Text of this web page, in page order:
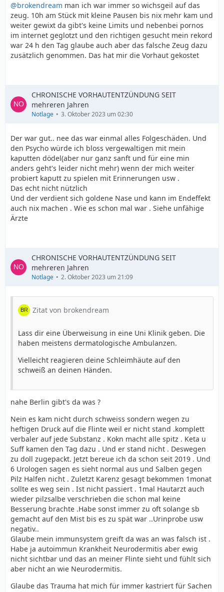
@brokendream man ich war immer so wichsgeil auf das
zeug. 10h am Stück mit kleine Pausen bis nix mehr kam und
weiter gewixt da gibt's keine Limits und nebenbei pornos
im internet geglotzt und den richtigen gesucht mein rekord
war 24 h den Tag glaube auch aber das falsche Zeug dazu
zusätzlich genommen. Das hat mir die Vorhaut gekostet
CHRONISCHE VORHAUTENTZÜNDUNG SEIT
mehreren Jahren
Notlage 3. Oktober 2023 um 02:30
Der war gut.. nee das war einmal alles Folgeschäden. Und
den Psycho würde ich bloss vergewaltigen mit mein
kaputten dödel(aber nur ganz sanft und für eine min
anders geht's leider nicht mehr) wenn der mich weiter
probiert kaputt zu spielen mit Erinnerungen usw .
Das echt nicht nützlich
Und der verdient sich goldene Nase und kann im Endeffekt
auch nix machen . Wie es schon mal war . Siehe unfähige
Ärzte
CHRONISCHE VORHAUTENTZÜNDUNG SEIT
mehreren Jahren
Notlage 2. Oktober 2023 um 21:09
Zitat von brokendream
Lass dir eine Überweisung in eine Uni Klinik geben. Die
haben meistens dermatologische Ambulanzen.
Vielleicht reagieren deine Schleimhäute auf den
schweiß an deinen Händen.
nahe Berlin gibt's da was ?
Nein es kam nicht durch schweiss sondern wegen zu
heftigen Druck auf die Flinte weil er nicht stand .komplett
verbaler auf jede Substanz . Kokn macht alle spitz . Keta u
Suff kamen den Tag dazu . Und er stand nicht . Deswegen
zu doll zugepackt. Jetzt bereue ich da schon seit 2019 . Und
6 Urologen sagen es sieht normal aus und Salben gegen
Pilz Halfen nicht . Zuletzt Karenz gesagt bekommen 1monat
sollte es weg sein . Ist nicht passiert . 1mal Hautarzt auch
wieder pilzsalbe verschrieben die schon mal keine
Besserung brachte .Habe sonst immer zu oft solange sb
gemacht auf den Mist bis es zu spät war ..Urinprobe usw
negativ..
Glaube mein immunsystem greift da was an was falsch ist .
Habe ja autoimmun Krankheit Neurodermitis aber ewig
nicht sichtbar und das an meiner Flinte sieht und fühlt sich
aber nicht an wie Neurodermitis.
Glaube das Trauma hat mich für immer kastriert für Sachen